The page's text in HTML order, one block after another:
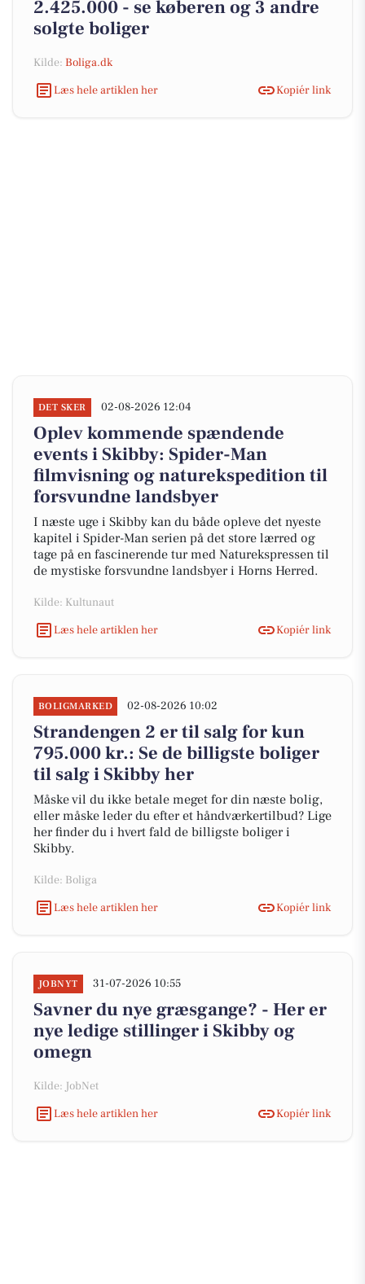
2.425.000 - se køberen og 3 andre
solgte boliger
Kilde: Boliga.dk
Læs hele artiklen her
Kopiér link
DET SKER 02-08-2026 12:04
Oplev kommende spændende
events i Skibby: Spider-Man
filmvisning og naturekspedition til
forsvundne landsbyer
I næste uge i Skibby kan du både opleve det nyeste
kapitel i Spider-Man serien på det store lærred og
tage på en fascinerende tur med Naturekspressen til
de mystiske forsvundne landsbyer i Horns Herred.
Kilde: Kultunaut
Læs hele artiklen her
Kopiér link
BOLIGMARKED 02-08-2026 10:02
Strandengen 2 er til salg for kun
795.000 kr.: Se de billigste boliger
til salg i Skibby her
Måske vil du ikke betale meget for din næste bolig,
eller måske leder du efter et håndværkertilbud? Lige
her finder du i hvert fald de billigste boliger i
Skibby.
Kilde: Boliga
Læs hele artiklen her
Kopiér link
JOBNYT 31-07-2026 10:55
Savner du nye græsgange? - Her er
nye ledige stillinger i Skibby og
omegn
Kilde: JobNet
Læs hele artiklen her
Kopiér link